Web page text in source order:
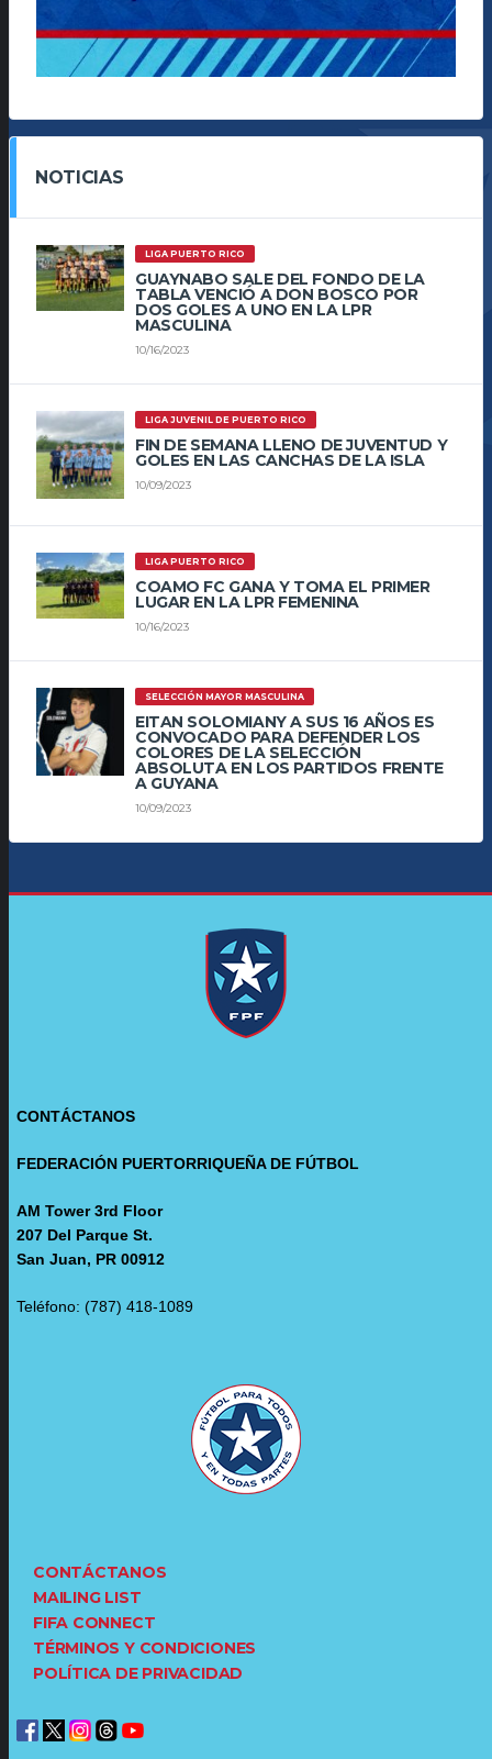
NOTICIAS
LIGA PUERTO RICO
GUAYNABO SALE DEL FONDO DE LA
TABLA VENCIÓ A DON BOSCO POR
DOS GOLES A UNO EN LA LPR
MASCULINA
10/16/2023
LIGA JUVENIL DE PUERTO RICO
FIN DE SEMANA LLENO DE JUVENTUD Y
GOLES EN LAS CANCHAS DE LA ISLA
10/09/2023
LIGA PUERTO RICO
COAMO FC GANA Y TOMA EL PRIMER
LUGAR EN LA LPR FEMENINA
10/16/2023
SELECCIÓN MAYOR MASCULINA
EITAN SOLOMIANY A SUS 16 AÑOS ES
CONVOCADO PARA DEFENDER LOS
COLORES DE LA SELECCIÓN
ABSOLUTA EN LOS PARTIDOS FRENTE
A GUYANA
10/09/2023
CONTÁCTANOS
FEDERACIÓN PUERTORRIQUEÑA DE FÚTBOL
AM Tower 3rd Floor
207 Del Parque St.
San Juan, PR 00912
Teléfono: (787) 418-1089
CONTÁCTANOS
MAILING LIST
FIFA CONNECT
TÉRMINOS Y CONDICIONES
POLÍTICA DE PRIVACIDAD